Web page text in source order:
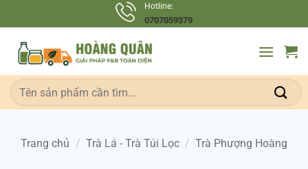
qua
dung
Hotline:
0707059379
Tìm
kiếm:
Trang chủ / Trà Lá - Trà Túi Lọc / Trà Phượng Hoàng